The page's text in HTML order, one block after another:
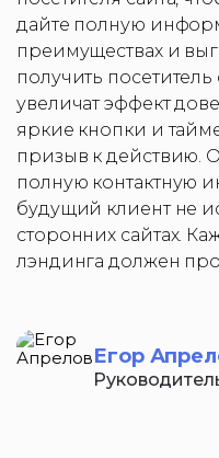
дайте полную
преимуществах и
получить
увеличат эффект
яркие кнопки и
призыв к действию.
полную контактную
будущий клиент не
сторонних сайтах.
лэндинга должен
Егор